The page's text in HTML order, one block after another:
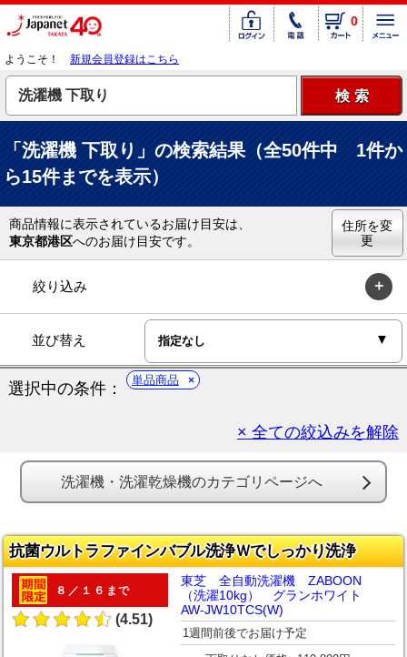
0
ようこそ！ 新規会員登録はこちら
「洗濯機 下取り」の検索結果（全50件中 1件か
ら15件までを表示）
商品情報に表示されているお届け目安は、
東京都港区へのお届け目安です。
住所を変
更
絞り込み
並び替え
選択中の条件： 単品商品
× 全ての絞込みを解除
洗濯機・洗濯乾燥機のカテゴリページへ
抗菌ウルトラファインバブル洗浄Ｗでしっかり洗浄
８／１６まで
(4.51)
東芝 全自動洗濯機 ZABOON
（洗濯10kg） グランホワイト
AW-JW10TCS(W)
1週間前後でお届け予定